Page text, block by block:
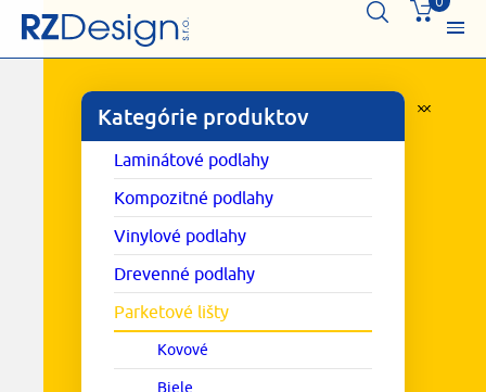
Kategórie produktov
Laminátové podlahy
Kompozitné podlahy
Vinylové podlahy
Drevenné podlahy
Parketové lišty
Kovové
Biele